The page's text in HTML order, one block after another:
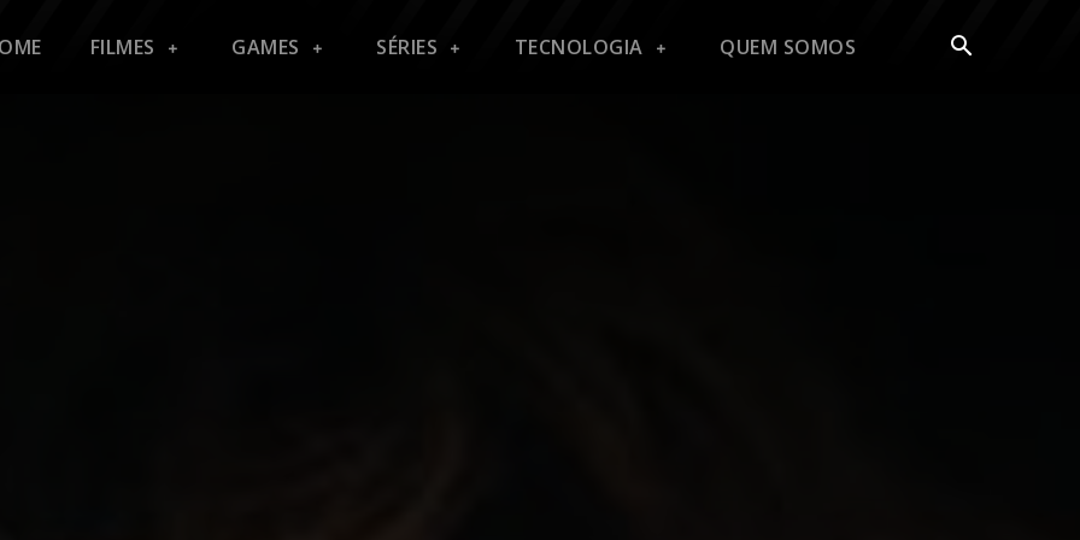
FILMES GAMES SÉRIES TECNOLOGIA QUEM SOMOS